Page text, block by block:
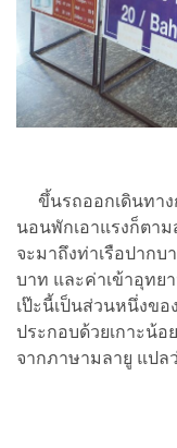
ขึ้นรถออกเดินทาง
นอนพักเอาแรงก็ตา
จะมาถึงท่าเรือปากบ
บาท และค่าเข้าอุทย
เป๊ะนี้เป็นส่วนหนึ่งของ
ประกอบด้วยเกาะน้อ
จากภาษามลายู แปล